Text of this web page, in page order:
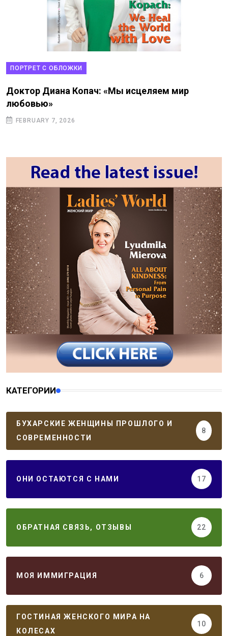
ПОРТРЕТ С ОБЛОЖКИ
Доктор Диана Копач: «Мы исцеляем мир
любовью»
FEBRUARY 7, 2026
КАТЕГОРИИ
БУХАРСКИЕ ЖЕНЩИНЫ ПРОШЛОГО И
СОВРЕМЕННОСТИ
8
ОНИ ОСТАЮТСЯ С НАМИ 17
ОБРАТНАЯ СВЯЗЬ, ОТЗЫВЫ 22
МОЯ ИММИГРАЦИЯ 6
ГОСТИНАЯ ЖЕНСКОГО МИРА НА
КОЛЕСАХ
10